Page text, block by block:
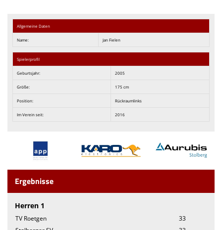
Allgemeine Daten
Name: Jan Fielen
Spielerprofil
Geburtsjahr: 2005
Größe: 175 cm
Position: Rückraumlinks
Im Verein seit: 2016
Ergebnisse
Herren 1
TV Roetgen
33